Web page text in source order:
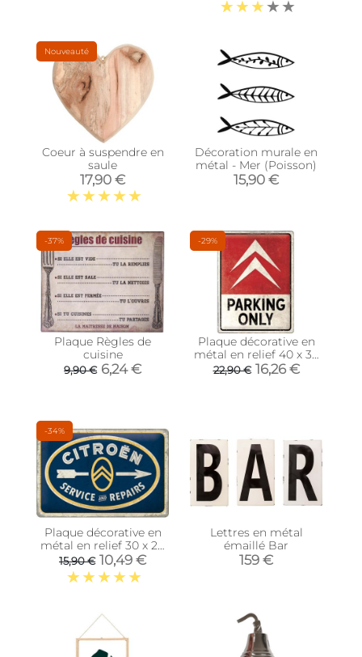
Nouveauté
Coeur à suspendre en
saule
17,90 €
Décoration murale en
métal - Mer (Poisson)
15,90 €
-37%
Plaque Règles de
cuisine
9,90 € 6,24 €
-29%
Plaque décorative en
métal en relief 40 x 30
cm (Citroën - Parking
Only)
22,90 € 16,26 €
-34%
Plaque décorative en
métal en relief 30 x 20
cm (Citroën - Service)
15,90 € 10,49 €
Lettres en métal
émaillé Bar
159 €